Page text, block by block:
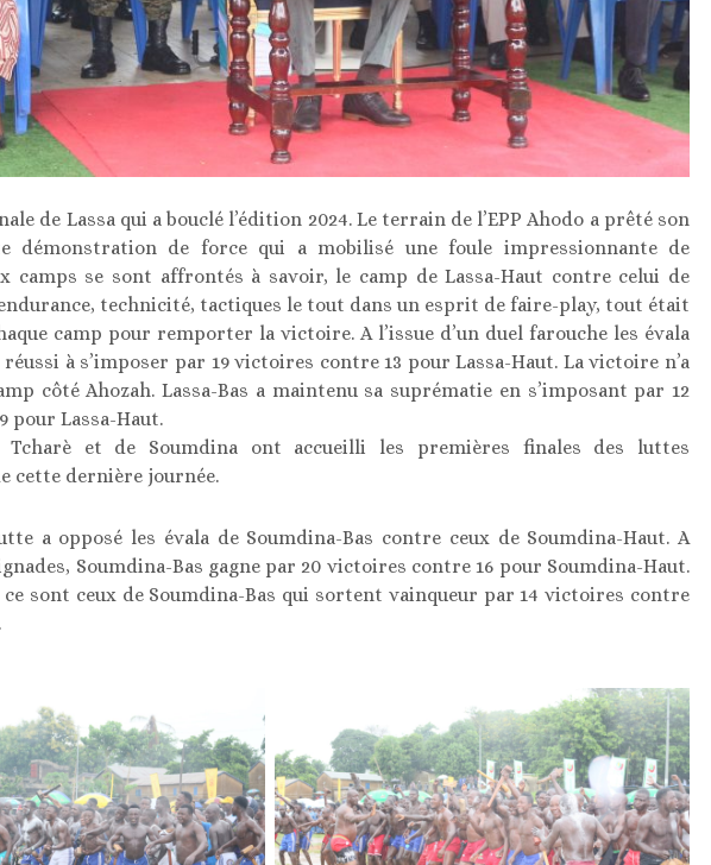
de Lassa qui a bouclé l’édition 2024. Le terrain de l’EPP Ahodo a prêté son
démonstration de force qui a mobilisé une foule impressionnante de
camps se sont affrontés à savoir, le camp de Lassa-Haut contre celui de
endurance, technicité, tactiques le tout dans un esprit de faire-play, tout était
camp pour remporter la victoire. A l’issue d’un duel farouche les évala
réussi à s’imposer par 19 victoires contre 13 pour Lassa-Haut. La victoire n’a
côté Ahozah. Lassa-Bas a maintenu sa suprématie en s’imposant par 12
pour Lassa-Haut.
Tcharè et de Soumdina ont accueilli les premières finales des luttes
cette dernière journée.
a opposé les évala de Soumdina-Bas contre ceux de Soumdina-Haut. A
Soumdina-Bas gagne par 20 victoires contre 16 pour Soumdina-Haut.
ce sont ceux de Soumdina-Bas qui sortent vainqueur par 14 victoires contre